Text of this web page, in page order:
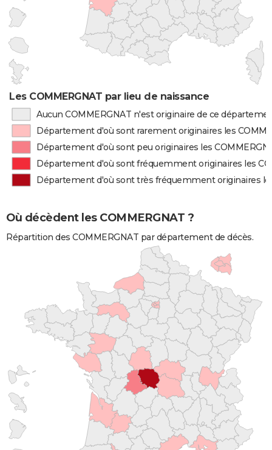
Les COMMERGNAT par lieu de naissance
Aucun COMMERGNAT n'est originaire de ce
Département d'où sont rarement originaires les
Département d'où sont peu originaires les
Département d'où sont fréquemment originaires les
Département d'où sont très fréquemment originaires
Où décèdent les COMMERGNAT ?
Répartition des COMMERGNAT par département de décès.